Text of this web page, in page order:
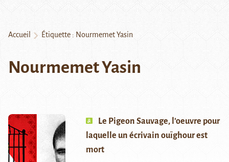
Accueil Étiquette : Nourmemet Yasin
Nourmemet Yasin
Le Pigeon Sauvage, l’oeuvre pour
laquelle un écrivain ouïghour est
mort